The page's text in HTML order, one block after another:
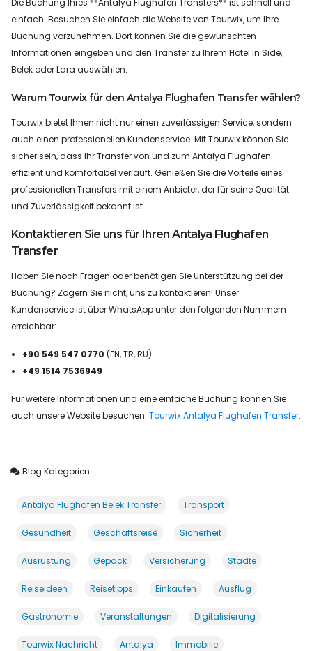
einfach. Besuchen Sie einfach die Website von Tourwix, um Ihre
Buchung vorzunehmen. Dort können Sie die gewünschten
Informationen eingeben und den Transfer zu Ihrem Hotel in Side,
Belek oder Lara auswählen.
Warum Tourwix für den Antalya Flughafen Transfer wählen?
Tourwix bietet Ihnen nicht nur einen zuverlässigen Service, sondern
auch einen professionellen Kundenservice. Mit Tourwix können Sie
sicher sein, dass Ihr Transfer von und zum Antalya Flughafen
effizient und komfortabel verläuft. Genießen Sie die Vorteile eines
professionellen Transfers mit einem Anbieter, der für seine Qualität
und Zuverlässigkeit bekannt ist.
Kontaktieren Sie uns für Ihren Antalya Flughafen
Transfer
Haben Sie noch Fragen oder benötigen Sie Unterstützung bei der
Buchung? Zögern Sie nicht, uns zu kontaktieren! Unser
Kundenservice ist über WhatsApp unter den folgenden Nummern
erreichbar:
+90 549 547 0770 (EN, TR, RU)
+49 1514 7536949
Für weitere Informationen und eine einfache Buchung können Sie
auch unsere Website besuchen: Tourwix Antalya Flughafen Transfer.
Blog Kategorien
Antalya Flughafen Belek Transfer Transport
Gesundheit Geschäftsreise Sicherheit
Ausrüstung Gepäck Versicherung Städte
Reiseideen Reisetipps Einkaufen Ausflug
Gastronomie Veranstaltungen Digitalisierung
Tourwix Nachricht Antalya Immobilie